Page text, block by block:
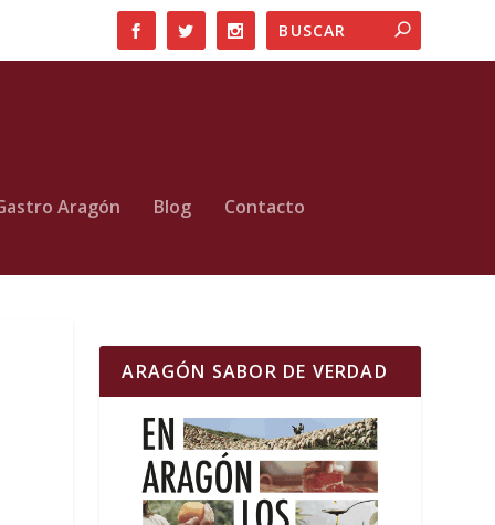
Aragón Blog Contacto
ARAGÓN SABOR DE VERDAD